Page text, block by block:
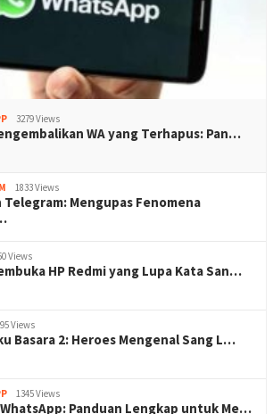
3279 Views
WA yang Terhapus: Pan…
1833 Views
Telegram: Mengupas Fenomena
Views
HP Redmi yang Lupa Kata San…
Views
Basara 2: Heroes Mengenal Sang L…
1345 Views
Panduan Lengkap untuk Me…